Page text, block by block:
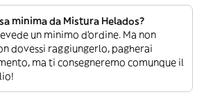
minima da Mistura Helados?
un minimo d’ordine. Ma non
dovessi raggiungerlo, pagherai
ma ti consegneremo comunque il